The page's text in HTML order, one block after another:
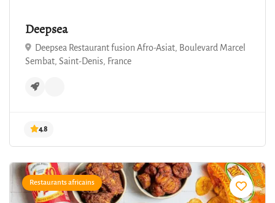
4.8
Deepsea
Deepsea Restaurant fusion Afro-Asiat, Boulevard Marcel
Sembat, Saint-Denis, France
Restaurants africains